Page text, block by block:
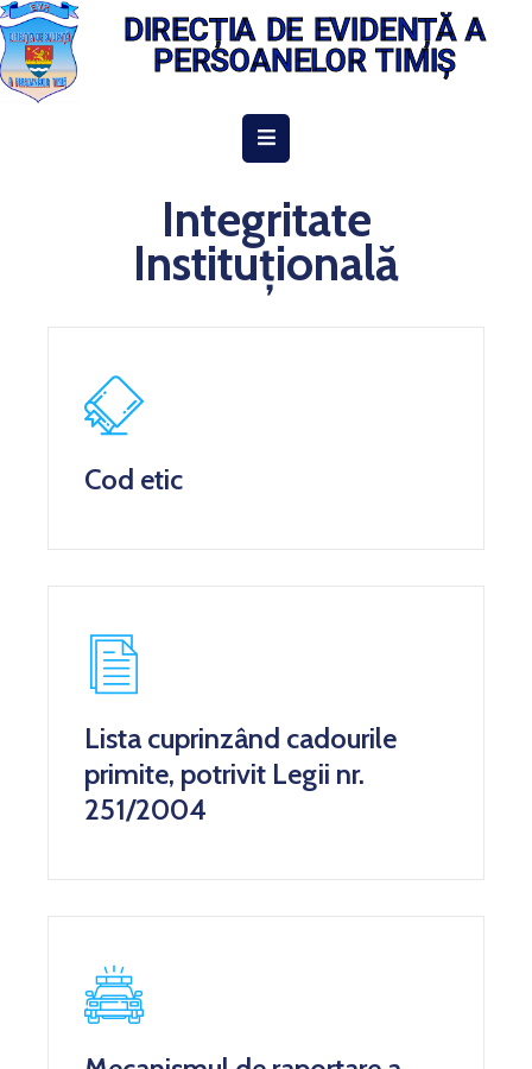
DIRECȚIA DE EVIDENȚĂ A
PERSOANELOR TIMIȘ
INFORMAȚII
INTEGRITATE
INSTITUȚIONALĂ
EVIDENȚA
Integritate
Instituțională
Cod etic
Lista cuprinzând cadourile
primite, potrivit Legii nr.
251/2004